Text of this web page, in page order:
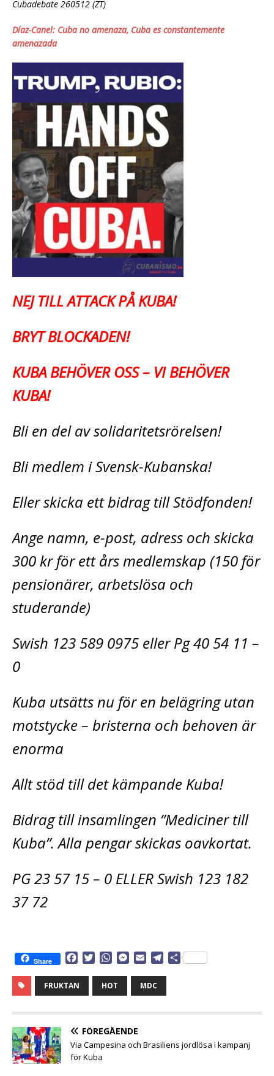
Cubadebate 260512 (ZT)
Díaz-Canel: Cuba no amenaza, Cuba es constantemente
amenazada
NEJ TILL ATTACK PÅ KUBA!
BRYT BLOCKADEN!
KUBA BEHÖVER OSS – VI BEHÖVER
KUBA!
Bli en del av solidaritetsrörelsen!
Bli medlem i Svensk-Kubanska!
Eller skicka ett bidrag till Stödfonden!
Ange namn, e-post, adress och skicka
300 kr för ett års medlemskap (150 för
pensionärer, arbetslösa och
studerande)
Swish 123 589 0975 eller Pg 40 54 11 –
0
Kuba utsätts nu för en belägring utan
motstycke – bristerna och behoven är
enorma
Allt stöd till det kämpande Kuba!
Bidrag till insamlingen ”Mediciner till
Kuba”. Alla pengar skickas oavkortat.
PG 23 57 15 – 0 ELLER Swish 123 182
37 72
Share
c
e
o
k
t
r
W
a
t
p
p
M
s
g
e
a
i
e
m
D
FRUKTAN HOT MDC
FÖREGÅENDE
Via Campesina och Brasiliens jordlösa i kampanj
för Kuba